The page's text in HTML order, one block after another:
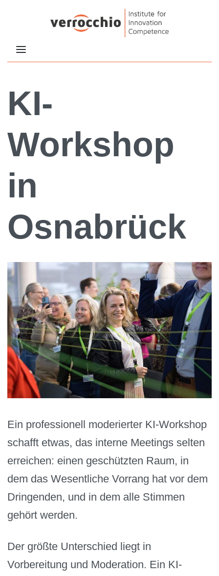
KI-
Workshop
in
Osnabrück
Ein professionell moderierter KI-Workshop
schafft etwas, das interne Meetings selten
erreichen: einen geschützten Raum, in
dem das Wesentliche Vorrang hat vor dem
Dringenden, und in dem alle Stimmen
gehört werden.
Der größte Unterschied liegt in
Vorbereitung und Moderation. Ein KI-